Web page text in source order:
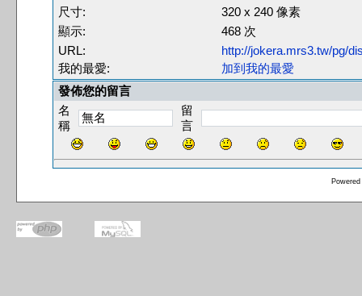
尺寸:
320 x 240 像素
顯示:
468 次
URL:
http://jokera.mrs3.tw/pg/
我的最愛:
加到我的最愛
發佈您的留言
名
稱
留
言